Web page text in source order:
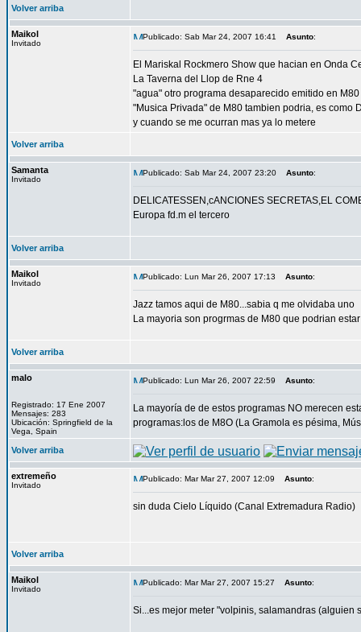
Volver arriba
Maikol
Invitado
Publicado: Sab Mar 24, 2007 16:41 Asunto:
El Mariskal Rockmero Show que hacian en Onda
La Taverna del Llop de Rne 4
"agua" otro programa desaparecido emitido en M80
"Musica Privada" de M80 tambien podria, es como
y cuando se me ocurran mas ya lo metere
Volver arriba
Samanta
Invitado
Publicado: Sab Mar 24, 2007 23:20 Asunto:
DELICATESSEN,cANCIONES SECRETAS,EL
Europa fd.m el tercero
Volver arriba
Maikol
Invitado
Publicado: Lun Mar 26, 2007 17:13 Asunto:
Jazz tamos aqui de M80...sabia q me olvidaba uno
La mayoria son progrmas de M80 que podrian
Volver arriba
malo
Registrado: 17 Ene 2007
Mensajes: 283
Ubicación: Springfield de la
Vega, Spain
Publicado: Lun Mar 26, 2007 22:59 Asunto:
La mayoría de de estos programas NO merecen
programas:los de M8O (La Gramola es pésima,
Volver arriba
extremeño
Invitado
Publicado: Mar Mar 27, 2007 12:09 Asunto:
sin duda Cielo Líquido (Canal Extremadura Radio)
Volver arriba
Maikol
Invitado
Publicado: Mar Mar 27, 2007 15:27 Asunto:
Si...es mejor meter "volpinis, salamandras (alguien